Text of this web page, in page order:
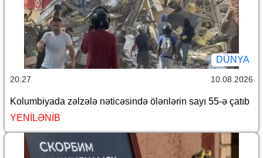
DÜNYA
20:27 10.08.2026
Kolumbiyada zəlzələ nəticəsində ölənlərin sayı 55-ə çatıb
YENİLƏNİB